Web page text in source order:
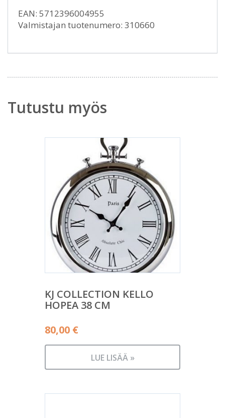
EAN: 5712396004955
Valmistajan tuotenumero: 310660
Tutustu myös
KJ COLLECTION KELLO
HOPEA 38 CM
80,00 €
LUE LISÄÄ »